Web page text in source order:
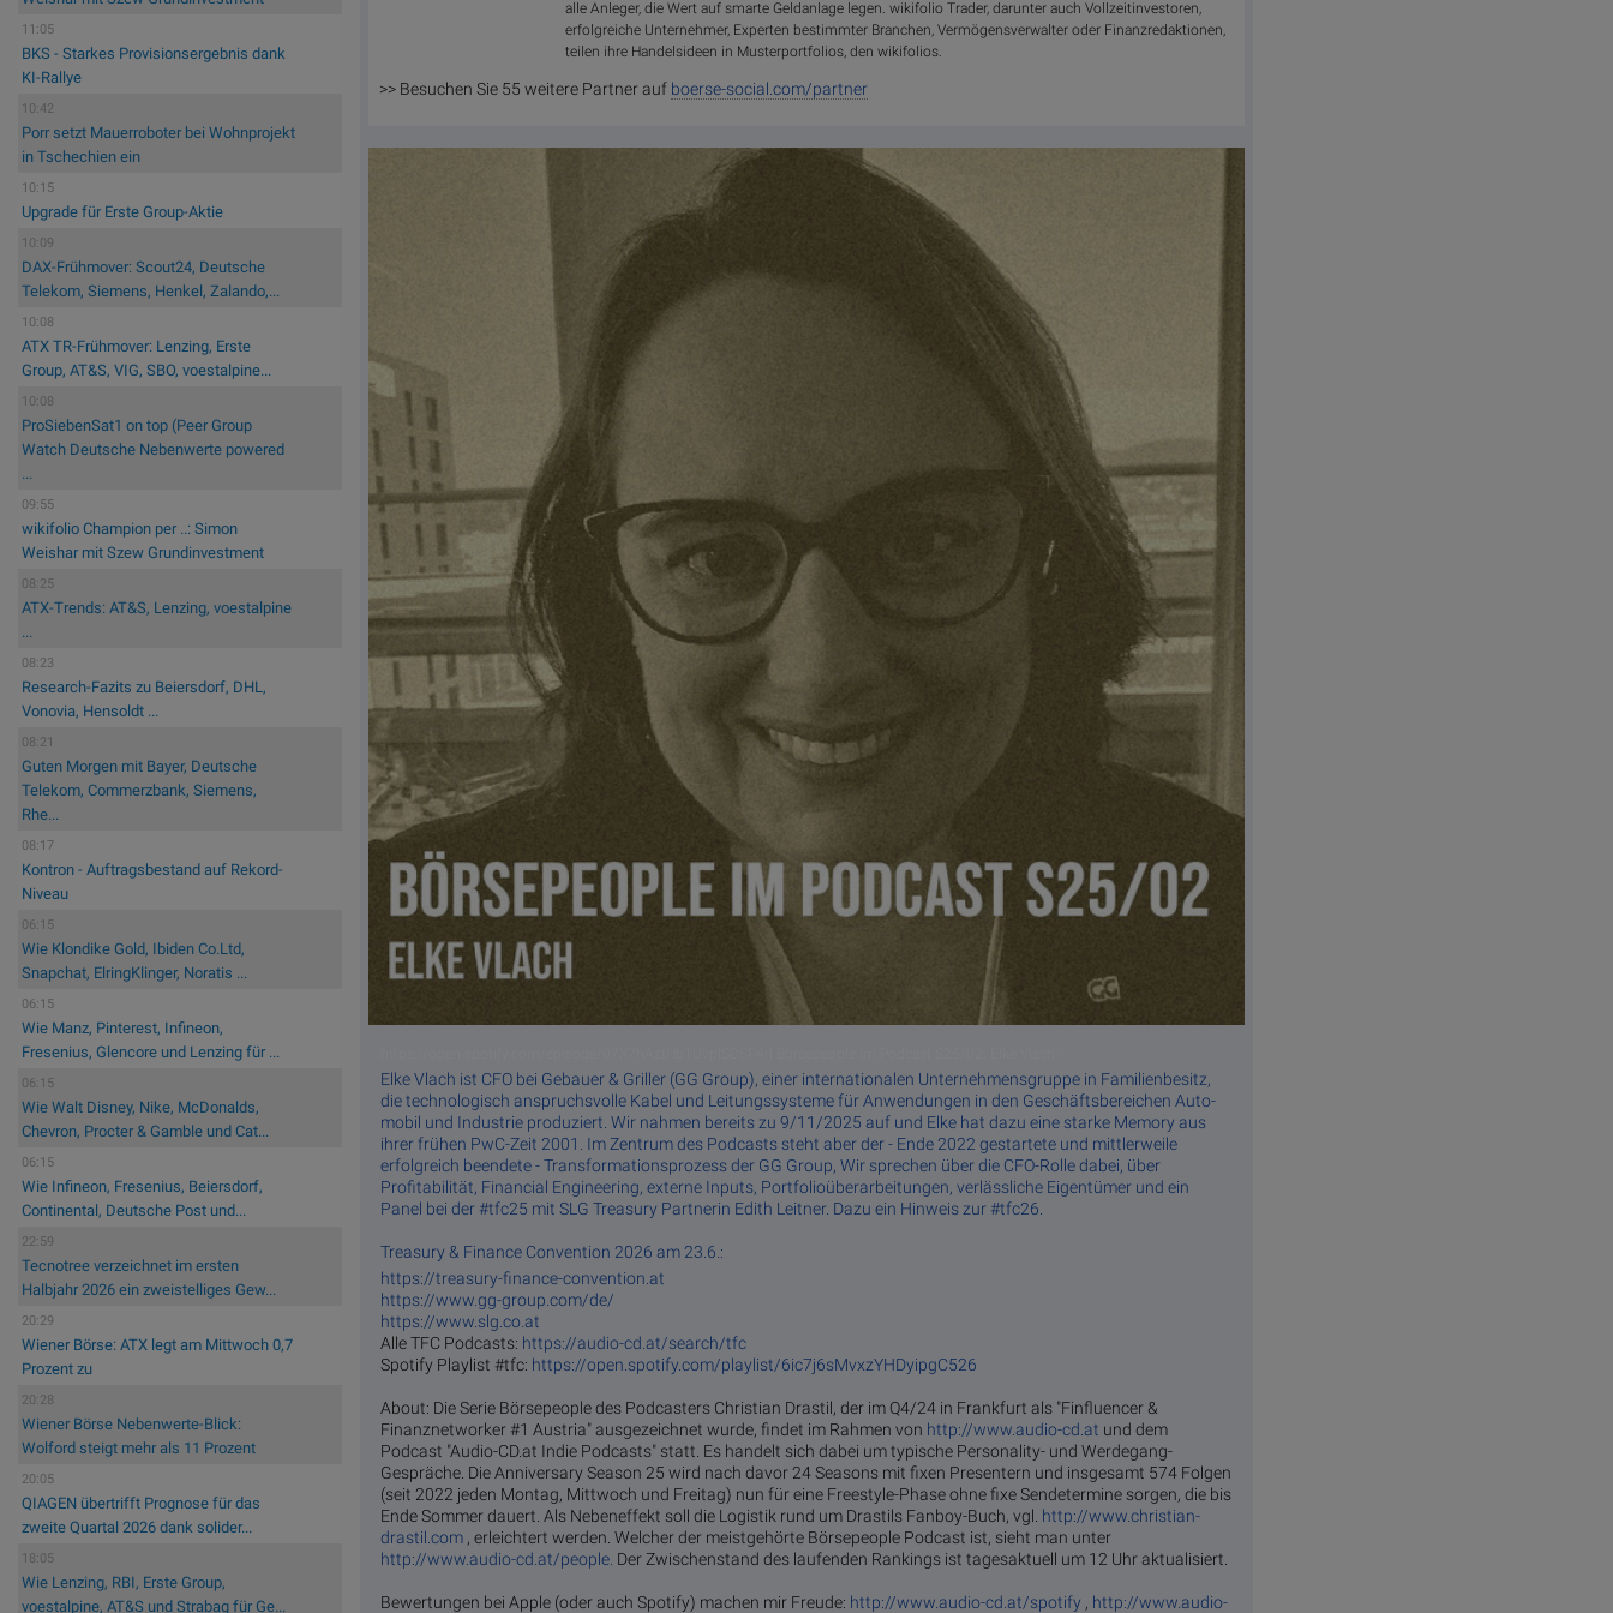
11:05
BKS - Starkes Provisionsergebnis dank
KI-Rallye
10:42
Porr setzt Mauerroboter bei Wohnprojekt
in Tschechien ein
10:15
Upgrade für Erste Group-Aktie
10:09
DAX-Frühmover: Scout24, Deutsche
Telekom, Siemens, Henkel, Zalando,...
10:08
ATX TR-Frühmover: Lenzing, Erste
Group, AT&S, VIG, SBO, voestalpine...
10:08
ProSiebenSat1 on top (Peer Group
Watch Deutsche Nebenwerte powered
...
09:55
wikifolio Champion per ..: Simon
Weishar mit Szew Grundinvestment
08:25
ATX-Trends: AT&S, Lenzing, voestalpine
...
08:23
Research-Fazits zu Beiersdorf, DHL,
Vonovia, Hensoldt ...
08:21
Guten Morgen mit Bayer, Deutsche
Telekom, Commerzbank, Siemens,
Rhe...
08:17
Kontron - Auftragsbestand auf Rekord-
Niveau
06:15
Wie Klondike Gold, Ibiden Co.Ltd,
Snapchat, ElringKlinger, Noratis ...
06:15
Wie Manz, Pinterest, Infineon,
Fresenius, Glencore und Lenzing für ...
06:15
Wie Walt Disney, Nike, McDonalds,
Chevron, Procter & Gamble und Cat...
06:15
Wie Infineon, Fresenius, Beiersdorf,
Continental, Deutsche Post und...
22:59
Tecnotree verzeichnet im ersten
Halbjahr 2026 ein zweistelliges Gew...
20:29
Wiener Börse: ATX legt am Mittwoch 0,7
Prozent zu
20:28
Wiener Börse Nebenwerte-Blick:
Wolford steigt mehr als 11 Prozent
20:05
QIAGEN übertrifft Prognose für das
zweite Quartal 2026 dank solider...
18:05
Wie Lenzing, RBI, Erste Group,
voestalpine, AT&S und Strabag für Ge...
alle Anleger, die Wert auf smarte Geldanlage legen. wikifolio Trader, darunter auch Vollzeitinvestoren,
erfolgreiche Unternehmer, Experten bestimmter Branchen, Vermögensverwalter oder Finanzredaktionen,
teilen ihre Handelsideen in Musterportfolios, den wikifolios.
>> Besuchen Sie 55 weitere Partner auf boerse-social.com/partner
Elke Vlach ist CFO bei Gebauer & Griller (GG Group), einer in­ter­na­tio­na­len Un­ter­neh­mens­grup­pe in Fa­mi­li­en­be­sitz,
die tech­no­lo­gisch ­an­spruchs­vol­le­ ­Ka­bel­ und­ Lei­tungs­sys­te­me ­für­ An­wen­dun­gen ­in­ den ­Ge­schäfts­be­rei­chen­ Au­to­
mo­bil und In­dus­trie pro­du­ziert. Wir nahmen bereits zu 9/11/2025 auf und Elke hat dazu eine starke Memory aus
ihrer frühen PwC-Zeit 2001. Im Zentrum des Podcasts steht aber der - Ende 2022 gestartete und mittlerweile
erfolgreich beendete - Transformationsprozess der GG Group, Wir sprechen über die CFO-Rolle dabei, über
Profitabilität, Financial Engineering, externe Inputs, Portfolioüberarbeitungen, verlässliche Eigentümer und ein
Panel bei der #tfc25 mit SLG Treasury Partnerin Edith Leitner. Dazu ein Hinweis zur #tfc26.
Treasury & Finance Convention 2026 am 23.6.:
https://treasury-finance-convention.at
https://www.gg-group.com/de/
https://www.slg.co.at
Alle TFC Podcasts: https://audio-cd.at/search/tfc
Spotify Playlist #tfc: https://open.spotify.com/playlist/6ic7j6sMvxzYHDyipgC526
About: Die Serie Börsepeople des Podcasters Christian Drastil, der im Q4/24 in Frankfurt als "Finfluencer &
Finanznetworker #1 Austria" ausgezeichnet wurde, findet im Rahmen von http://www.audio-cd.at und dem
Podcast "Audio-CD.at Indie Podcasts" statt. Es handelt sich dabei um typische Personality- und Werdegang-
Gespräche. Die Anniversary Season 25 wird nach davor 24 Seasons mit fixen Presentern und insgesamt 574 Folgen
(seit 2022 jeden Montag, Mittwoch und Freitag) nun für eine Freestyle-Phase ohne fixe Sendetermine sorgen, die bis
Ende Sommer dauert. Als Nebeneffekt soll die Logistik rund um Drastils Fanboy-Buch, vgl. http://www.christian-
drastil.com , erleichtert werden. Welcher der meistgehörte Börsepeople Podcast ist, sieht man unter
http://www.audio-cd.at/people. Der Zwischenstand des laufenden Rankings ist tagesaktuell um 12 Uhr aktualisiert.
Bewertungen bei Apple (oder auch Spotify) machen mir Freude: http://www.audio-cd.at/spotify , http://www.audio-